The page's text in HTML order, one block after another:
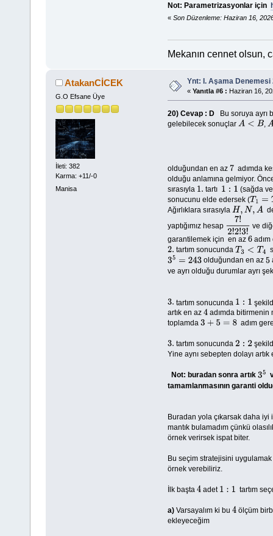
Not: Parametrizasyonlar için
« Son Düzenleme: Haziran 16,
Mekanın cennet olsun,
AtakanCİCEK
G.O Efsane Üye
İleti: 382
Karma: +11/-0
Manisa
Ynt: I. Aşama Denemesi
« Yanıtla #6 : Haziran 16,
20) Cevap : D
Bu soruya ayrı
gelebilecek sonuçlar A< B A
olduğundan en az 7 adımda
olduğu anlamına gelmiyor.
sırasıyla 1. tartı 1 1
(sağda
sonucunu elde edersek (T1 =T2
Ağırlıklara sırasıyla H, N,A
yaptığımız hesap 7!2!2!3! ve
garantilemek için en az 6
2. tartım sonucundaT3<T4
35 =243 olduğundan en az 5
ve ayrı olduğu durumlar ayrı
3. tartım sonucunda 1 1
artık en az 4 adımda bitirmenin
toplamda 3+5=8 adım
3. tartım sonucunda2 2
Yine aynı sebepten dolayı
Not: buradan sonra artık 35
tamamlanmasının garanti
Buradan yola çıkarsak daha iyi
mantık bulamadım çünkü
örnek verirsek ispat biter.
Bu seçim stratejisini
örnek verebiliriz.
İlk başta 4 adet 1 1 tartım
a) Varsayalım ki bu 4 ölçüm
ekleyeceğim